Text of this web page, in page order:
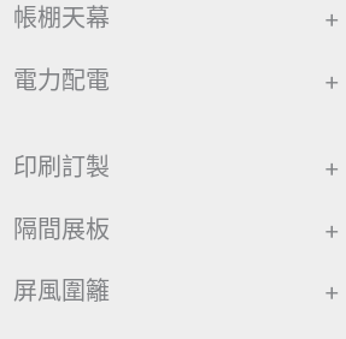
帳棚天幕 +
電力配電 +
印刷訂製 +
隔間展板 +
屏風圍籬 +